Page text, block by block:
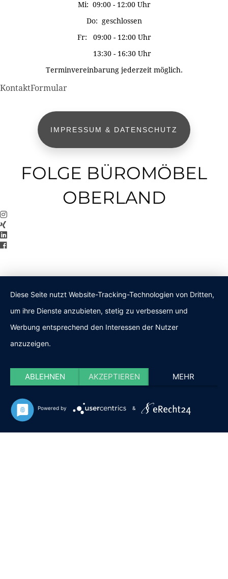
Mi: 09:00 - 12:00 Uhr
Do: geschlossen
Fr: 09:00 - 12:00 Uhr
13:30 - 16:30 Uhr
Terminvereinbarung jederzeit möglich.
KontaktFormular
IMPRESSUM & DATENSCHUTZ
FOLGE BÜROMÖBEL
OBERLAND
Diese Seite nutzt Website-Tracking-Technologien von Dritten,
um ihre Dienste anzubieten, stetig zu verbessern und
Werbung entsprechend den Interessen der Nutzer
anzuzeigen.
ABLEHNEN AKZEPTIEREN MEHR
Powered by &